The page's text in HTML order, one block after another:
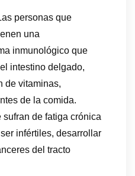
personas que
una
inmunológico que
intestino delgado,
de vitaminas,
de la comida.
de fatiga crónica
infértiles, desarrollar
del tracto